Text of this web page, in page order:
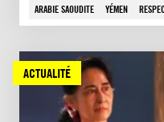
ARABIE SAOUDITE YÉMEN
ACTUALITÉ